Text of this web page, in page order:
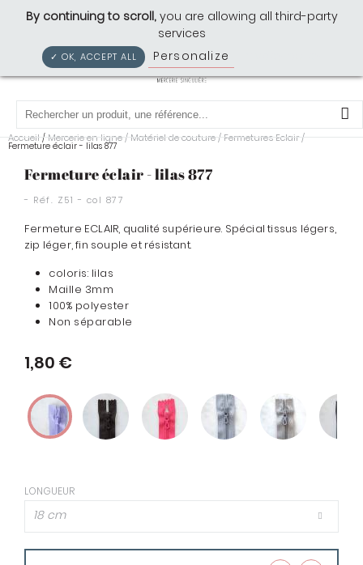
Cousette: Mercerie Singulière
Accueil /Mercerie en ligne/Matériel de couture/Fermetures Eclair/
Fermeture éclair - lilas 877
Fermeture éclair - lilas 877
- Réf. Z51 - col 877
Fermeture ECLAIR, qualité supérieure. Spécial tissus légers,
zip léger, fin souple et résistant.
coloris: lilas
Maille 3mm
100% polyester
Non séparable
1,80 €
LONGUEUR
18 cm
By continuing to scroll,you are allowing all third-party
services
✓ OK, ACCEPT ALL Personalize